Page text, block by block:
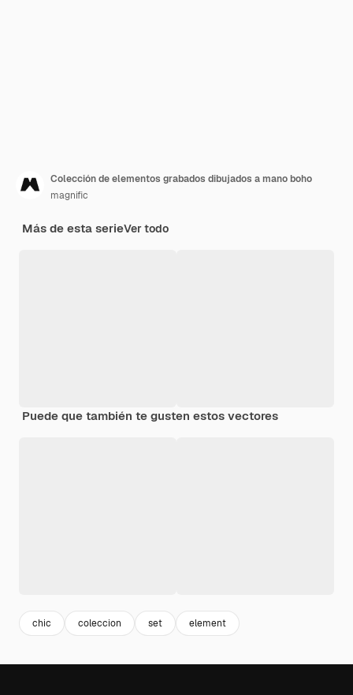
Colección de elementos grabados dibujados a mano boho
magnific
Más de esta serieVer todo
Puede que también te gusten estos vectores
chic coleccion set element